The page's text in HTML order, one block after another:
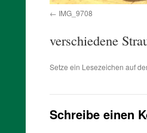
IMG_9708
verschiedene
Setze ein Lesezeichen auf
Schreibe einen